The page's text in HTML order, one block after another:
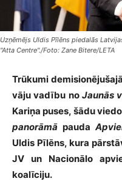
Uzņēmējs Uldis Pīlēns piedalās
"Atta Centre"./Foto: Zane Bitere/LETA
Trūkumi
vāju vadību no Jaunās
Kariņa puses, šādu
panorāmā pauda
Uldis Pīlēns, kura
JV un Nacionālo
koalīciju.